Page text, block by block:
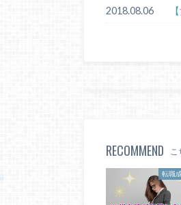
2018.08.06
RECOMMEND こ
転職